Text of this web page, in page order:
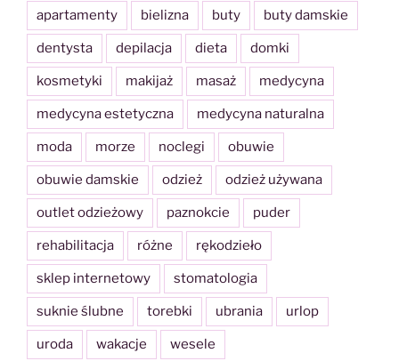
apartamenty bielizna buty buty damskie
dentysta depilacja dieta domki
kosmetyki makijaż masaż medycyna
medycyna estetyczna medycyna naturalna
moda morze noclegi obuwie
obuwie damskie odzież odzież używana
outlet odzieżowy paznokcie puder
rehabilitacja różne rękodzieło
sklep internetowy stomatologia
suknie ślubne torebki ubrania urlop
uroda wakacje wesele